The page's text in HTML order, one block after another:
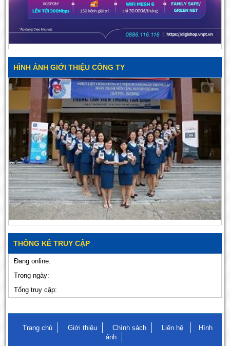
HÌNH ẢNH GIỚI THIỆU CÔNG TY
THỐNG KÊ TRUY CẬP
Đang online:
Trong ngày:
Tổng truy cập:
Trang chủ Giới thiệu Chính sách Liên hệ
Hình
ảnh